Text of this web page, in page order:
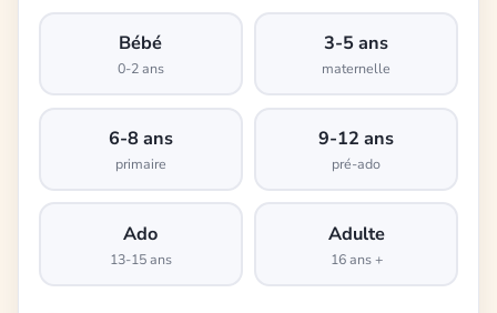
Bébé
0-2 ans
3-5 ans
maternelle
6-8 ans
primaire
9-12 ans
pré-ado
Ado
13-15 ans
Adulte
16 ans +